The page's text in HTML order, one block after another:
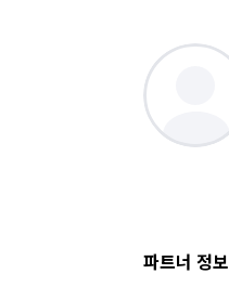
파트너 정보